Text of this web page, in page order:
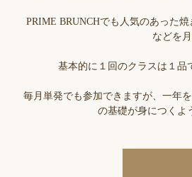
PRIME BRUNCHでも人気のあった
などを
基本的に１回のクラスは１品
毎月単発でも参加できますが、一年
の基礎が身につくよ